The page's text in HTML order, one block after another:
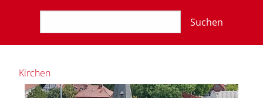
Suchen
Kirchen